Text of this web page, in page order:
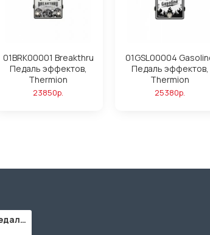
01BRK00001 Breakthru
Педаль эффектов,
Thermion
23850р.
01GSL00004
Педаль эффектов,
Thermion
25380р.
01BRT00001 Breathe Педаль эффектов, Thermion